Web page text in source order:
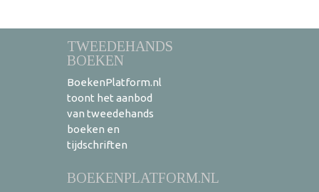
TWEEDEHANDS
BOEKEN
BoekenPlatform.nl
toont het aanbod
van tweedehands
boeken en
tijdschriften
BOEKENPLATFORM.NL